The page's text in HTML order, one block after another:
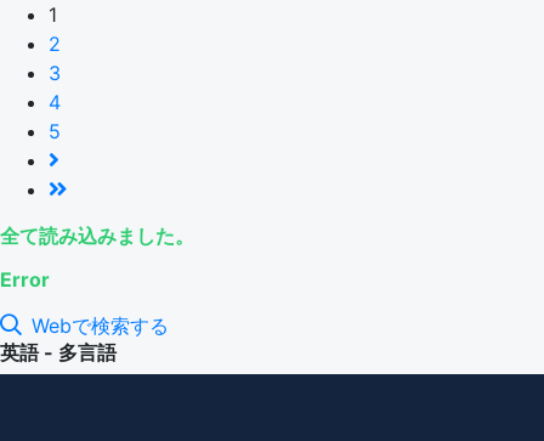
1
2
3
4
5
全て読み込みました。
Error
Webで検索する
英語 - 多言語